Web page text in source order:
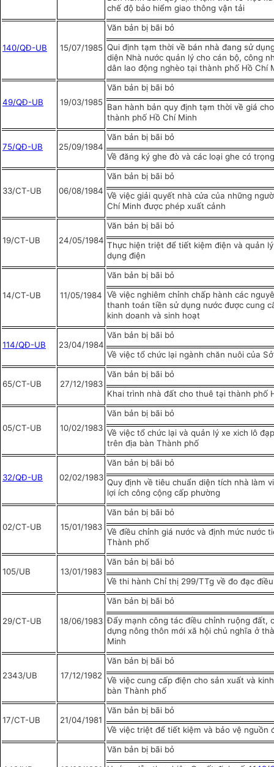
chế độ bảo hiểm giao thông vận tải
140/QĐ-UB 15/07/1985
Văn bản bị bãi bỏ
Qui định tạm thời về bán nhà đang sử
diện Nhà nước quản lý cho cán bộ, công
dân lao động nghèo tại thành phố Hồ Chí
49/QĐ-UB 19/03/1985
Văn bản bị bãi bỏ
Ban hành bản quy định tạm thời về giá
thành phố Hồ Chí Minh
75/QĐ-UB 25/09/1984
Văn bản bị bãi bỏ
Về đăng ký ghe đò và các loại ghe có
33/CT-UB 06/08/1984
Văn bản bị bãi bỏ
Về việc giải quyết nhà cửa của những
Chí Minh được phép xuất cảnh
19/CT-UB 24/05/1984
Văn bản bị bãi bỏ
Thực hiện triệt để tiết kiệm điện và quản
dụng điện
14/CT-UB 11/05/1984
Văn bản bị bãi bỏ
Về việc nghiêm chỉnh chấp hành các
thanh toán tiền sử dụng nước được cung
kinh doanh và sinh hoạt
114/QĐ-UB 23/04/1984
Văn bản bị bãi bỏ
Về việc tổ chức lại ngành chăn nuôi của
65/CT-UB 27/12/1983
Văn bản bị bãi bỏ
Khai trình nhà đất cho thuê tại thành phố
05/CT-UB 10/02/1983
Văn bản bị bãi bỏ
Về việc tổ chức lại và quản lý xe xich lô
trên địa bàn Thành phố
32/QĐ-UB 02/02/1983
Văn bản bị bãi bỏ
Quy định về tiêu chuẩn diện tích nhà làm
lợi ích công cộng cấp phường
02/CT-UB 15/01/1983
Văn bản bị bãi bỏ
Về điều chỉnh giá nước và định mức nước
Thành phố
105/UB 13/01/1983
Văn bản bị bãi bỏ
Về thi hành Chỉ thị 299/TTg về đo đạc
29/CT-UB 18/06/1983
Văn bản bị bãi bỏ
Đẩy mạnh công tác điều chỉnh ruộng đất,
dựng nông thôn mới xã hội chủ nghĩa ở
Minh
2343/UB 17/12/1982
Văn bản bị bãi bỏ
Về việc cung cấp điện cho sản xuất và
bàn Thành phố
17/CT-UB 21/04/1981
Văn bản bị bãi bỏ
Về việc triệt để tiết kiệm và bảo vệ nguồn
Văn bản bị bãi bỏ